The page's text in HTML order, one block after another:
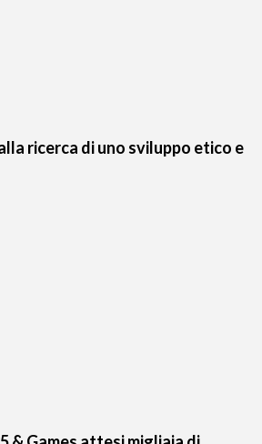
ricerca di uno sviluppo etico e